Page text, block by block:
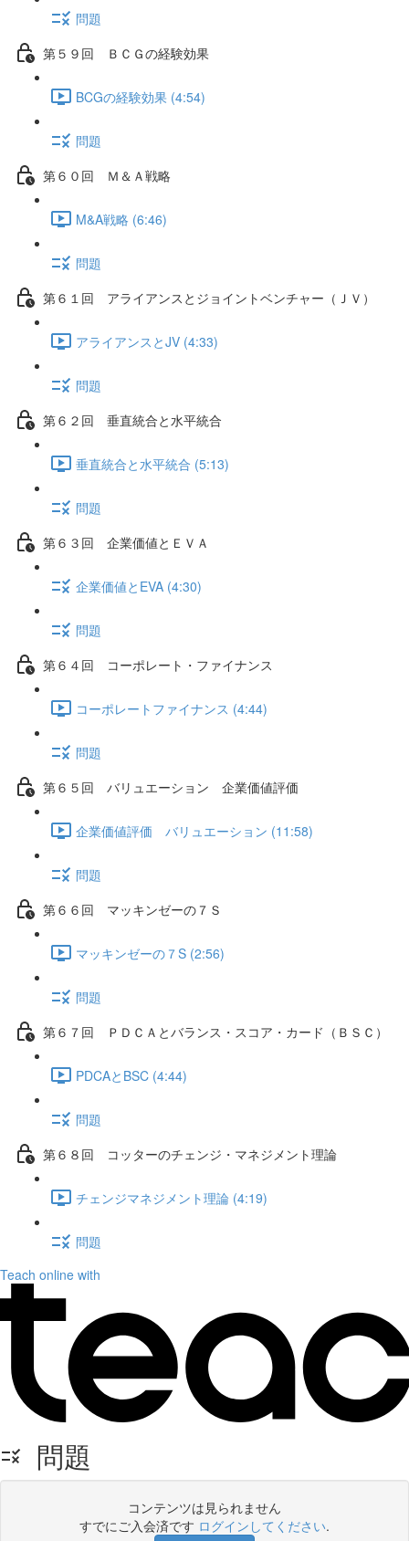
問題
第５９回 ＢＣＧの経験効果
BCGの経験効果 (4:54)
問題
第６０回 Ｍ＆Ａ戦略
M&A戦略 (6:46)
問題
第６１回 アライアンスとジョイントベンチャー（ＪＶ）
アライアンスとJV (4:33)
問題
第６２回 垂直統合と水平統合
垂直統合と水平統合 (5:13)
問題
第６３回 企業価値とＥＶＡ
企業価値とEVA (4:30)
問題
第６４回 コーポレート・ファイナンス
コーポレートファイナンス (4:44)
問題
第６５回 バリュエーション 企業価値評価
企業価値評価 バリュエーション (11:58)
問題
第６６回 マッキンゼーの７Ｓ
マッキンゼーの７S (2:56)
問題
第６７回 ＰＤＣＡとバランス・スコア・カード（ＢＳＣ）
PDCAとBSC (4:44)
問題
第６８回 コッターのチェンジ・マネジメント理論
チェンジマネジメント理論 (4:19)
問題
Teach online with
問題
コンテンツは見られません
すでにご入会済です ログインしてください.